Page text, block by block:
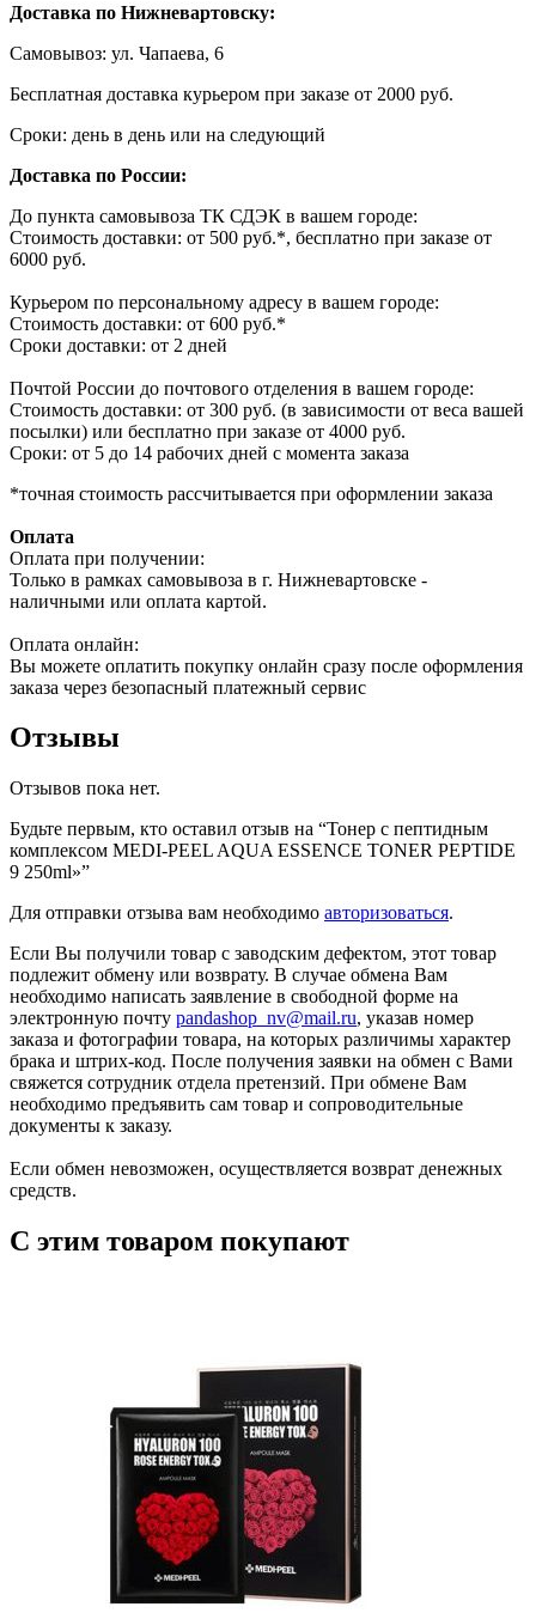
Доставка по Нижневартовску:
Самовывоз: ул. Чапаева, 6
Бесплатная доставка курьером при заказе от 2000 руб.
Сроки: день в день или на следующий
Доставка по России:
До пункта самовывоза ТК СДЭК в вашем городе:
Стоимость доставки: от 500 руб.*, бесплатно при заказе от
6000 руб.
Курьером по персональному адресу в вашем городе:
Стоимость доставки: от 600 руб.*
Сроки доставки: от 2 дней
Почтой России до почтового отделения в вашем городе:
Стоимость доставки: от 300 руб. (в зависимости от веса вашей
посылки) или бесплатно при заказе от 4000 руб.
Сроки: от 5 до 14 рабочих дней с момента заказа
*точная стоимость рассчитывается при оформлении заказа
Оплата
Оплата при получении:
Только в рамках самовывоза в г. Нижневартовске -
наличными или оплата картой.
Оплата онлайн:
Вы можете оплатить покупку онлайн сразу после оформления
заказа через безопасный платежный сервис
Отзывы
Отзывов пока нет.
Будьте первым, кто оставил отзыв на “Тонер с пептидным
комплексом MEDI-PEEL AQUA ESSENCE TONER PEPTIDE
9 250ml»”
Для отправки отзыва вам необходимо авторизоваться.
Если Вы получили товар с заводским дефектом, этот товар
подлежит обмену или возврату. В случае обмена Вам
необходимо написать заявление в свободной форме на
электронную почту pandashop_nv@mail.ru, указав номер
заказа и фотографии товара, на которых различимы характер
брака и штрих-код. После получения заявки на обмен с Вами
свяжется сотрудник отдела претензий. При обмене Вам
необходимо предъявить сам товар и сопроводительные
документы к заказу.
Если обмен невозможен, осуществляется возврат денежных
средств.
С этим товаром покупают